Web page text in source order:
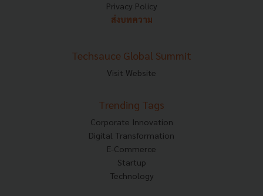
Privacy Policy
ส่งบทความ
Techsauce Global Summit
Visit Website
Trending Tags
Corporate Innovation
Digital Transformation
E-Commerce
Startup
Technology